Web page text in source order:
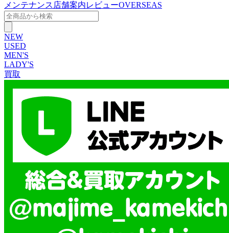
メンテナンス 店舗案内レビューOVERSEAS
NEW
USED
MEN'S
LADY'S
買取